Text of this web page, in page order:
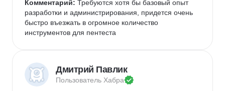
Комментарий: Требуются хотя бы базовый опыт
разработки и администрирования, придется очень
быстро въезжать в огромное количество
инструментов для пентеста
Дмитрий Павлик
Пользователь Хабра